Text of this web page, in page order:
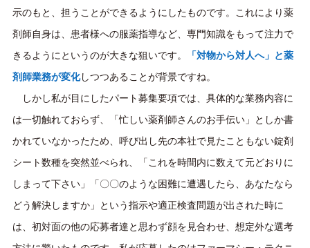
示のもと、担うことができるようにしたものです。これにより薬
剤師自身は、患者様への服薬指導など、専門知識をもって注力で
きるようにというのが大きな狙いです。
「対物から対人へ」と薬
剤師業務が変化しつつあることが背景ですね。
しかし私が目にしたパート募集要項では、具体的な業務内容に
は一切触れておらず、「忙しい薬剤師さんのお手伝い」としか書
かれていなかったため、呼び出し先の本社で見たこともない錠剤
シート数種を突然並べられ、「これを時間内に数えて元どおりに
しまって下さい」「〇〇のような困難に遭遇したら、あなたなら
どう解決しますか」という指示や適正検査問題が出された時に
は、初対面の他の応募者達と思わず顔を見合わせ、想定外な選考